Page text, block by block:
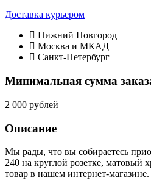
Доставка курьером
Нижний Новгород
Москва и МКАД
Санкт-Петербург
Минимальная сумма
2 000 рублей
Описание
Мы рады, что вы собираетесь
240 на круглой розетке, матовый
товар в нашем интернет-магазине.